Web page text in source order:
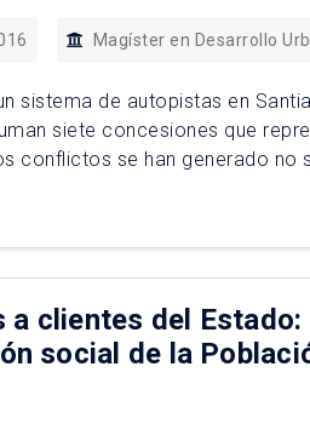
Magíster en Desarrollo
sistema de autopistas en
siete concesiones que
conflictos se han generado no
clientes del Estado:
social de la